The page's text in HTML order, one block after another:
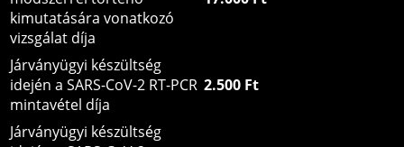
kimutatására vonatkozó
vizsgálat díja
Járványügyi készültség
idején a SARS-CoV-2 RT-PCR
mintavétel díja
2.500 Ft
Járványügyi készültség